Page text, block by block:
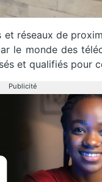
réseaux de
le monde des
et qualifiés pour
Publicité